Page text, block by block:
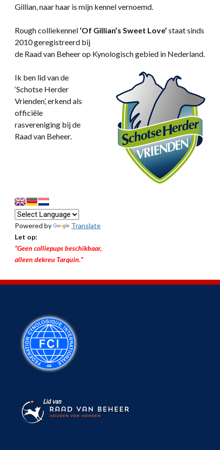
Gillian, naar haar is mijn kennel vernoemd.
Rough colliekennel ‘Of Gillian’s Sweet Love’ staat sinds
2010 geregistreerd bij
de Raad van Beheer op Kynologisch gebied in Nederland.
Ik ben lid van de
‘Schotse Herder
Vrienden’, erkend als
officiële
rasvereniging bij de
Raad van Beheer.
Powered by
Translate
Let op:
“Geen colliepups beschikbaar,
alleen dekreu Tarquin.”